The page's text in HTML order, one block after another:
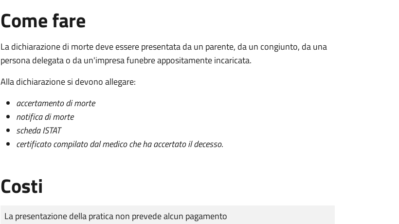
Come fare
La dichiarazione di morte deve essere presentata da un parente, da un congiunto, da una
persona delegata o da un'impresa funebre appositamente incaricata.
Alla dichiarazione si devono allegare:
accertamento di morte
notifica di morte
scheda ISTAT
certificato compilato dal medico che ha accertato il decesso.
Costi
Tipo di pagamento
Importo
La presentazione della pratica non prevede alcun pagamento